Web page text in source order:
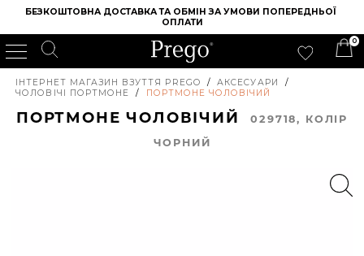
БЕЗКОШТОВНА ДОСТАВКА ТА ОБМІН ЗА УМОВИ ПОПЕРЕДНЬОЇ
ОПЛАТИ
0
ІНТЕРНЕТ МАГАЗИН ВЗУТТЯ PREGO / АКСЕСУАРИ
/
ЧОЛОВІЧІ ПОРТМОНЕ
/ ПОРТМОНЕ ЧОЛОВІЧИЙ
ПОРТМОНЕ ЧОЛОВІЧИЙ029718, КОЛIР
ЧОРНИЙ